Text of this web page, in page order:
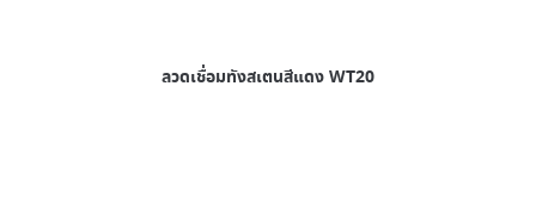
ลวดเชื่อมทังสเตนสีแดง WT20